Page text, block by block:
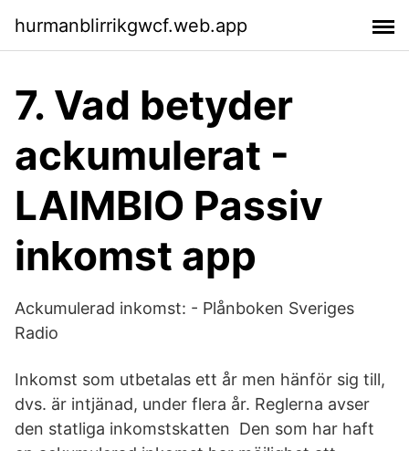
hurmanblirrikgwcf.web.app
7. Vad betyder
ackumulerat -
LAIMBIO Passiv
inkomst app
Ackumulerad inkomst: - Plånboken Sveriges
Radio
Inkomst som utbetalas ett år men hänför sig till,
dvs. är intjänad, under flera år. Reglerna avser
den statliga inkomstskatten Den som har haft